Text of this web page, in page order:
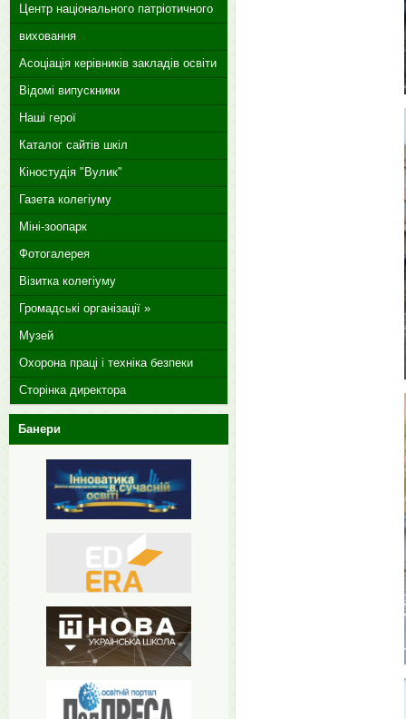
Центр національного патріотичного
виховання
Асоціація керівників закладів освіти
Відомі випускники
Наші герої
Каталог сайтів шкіл
Кіностудія "Вулик"
Газета колегіуму
Міні-зоопарк
Фотогалерея
Візитка колегіуму
Громадські організації »
Музей
Охорона праці і техніка безпеки
Сторінка директора
Банери